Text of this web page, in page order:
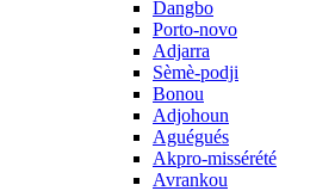
Dangbo
Porto-novo
Adjarra
Sèmè-podji
Bonou
Adjohoun
Aguégués
Akpro-missérété
Avrankou